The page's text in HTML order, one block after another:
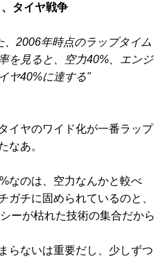
タイヤ戦争
2006年時点のラップタイム
を見ると、空力40%、エンジ
ヤ40%に達する"
イヤのワイド化が一番ラップ
なあ。
なのは、空力なんかと較べ
ガチに固められているのと、
ーが枯れた技術の集合だから
らないは重要だし、少しずつ